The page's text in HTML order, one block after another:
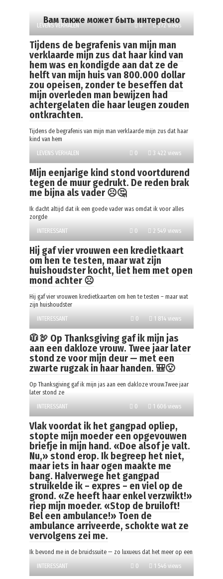
Вам также может быть интересно
LEVENS VERHALEN 0 272 views
Tijdens de begrafenis van mijn man
verklaarde mijn zus dat haar kind van
hem was en kondigde aan dat ze de
helft van mijn huis van 800.000 dollar
zou opeisen, zonder te beseffen dat
mijn overleden man bewijzen had
achtergelaten die haar leugen zouden
ontkrachten.
Tijdens de begrafenis van mijn man verklaarde mijn zus dat haar
kind van hem
LEVENS VERHALEN
0 3 422 views
Mijn eenjarige kind stond voortdurend
tegen de muur gedrukt. De reden brak
me bijna als vader ☹️🤔
Ik dacht altijd dat ik een goede vader was omdat ik voor alles
zorgde
INTERESSANT
0 2 549 views
Hij gaf vier vrouwen een kredietkaart
om hen te testen, maar wat zijn
huishoudster kocht, liet hem met open
mond achter ☹️
Hij gaf vier vrouwen kredietkaarten om hen te testen – maar wat
zijn huishoudster
INTERESSANT
0 1 814 views
🧥🦃 Op Thanksgiving gaf ik mijn jas
aan een dakloze vrouw. Twee jaar later
stond ze voor mijn deur — met een
zwarte rugzak in haar handen. 🎒😮
Op Thanksgiving gaf ik mijn jas aan een dakloze vrouw.Twee jaar
later stond ze
INTERESSANT
0 1 606 views
Vlak voordat ik het gangpad opliep,
stopte mijn moeder een opgevouwen
briefje in mijn hand. «Doe alsof je valt.
Nu,» stond erop. Ik begreep het niet,
maar iets in haar ogen maakte me
bang. Halverwege het gangpad
struikelde ik – expres – en viel op de
grond. «Ze heeft haar enkel verzwikt!»
riep mijn moeder. «Stop de bruiloft!
Bel een ambulance!» Toen de
ambulance arriveerde, schokte wat ze
vervolgens zei me.
Ik bevond me in de bruidssuite — zo luxueus dat het meer op een
INTERESSANT
0 1 546 views